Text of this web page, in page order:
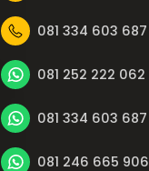
081 334 603 687
081 252 222 062
081 334 603 687
081 246 665 906